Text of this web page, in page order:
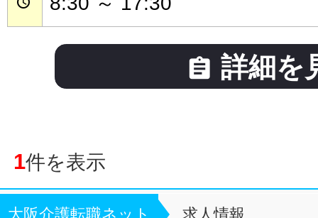
 詳細を
1件を表示
大阪介護転職ネット 求人情報